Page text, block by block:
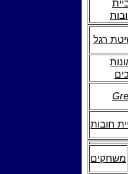
רגל
חובות
משחקים